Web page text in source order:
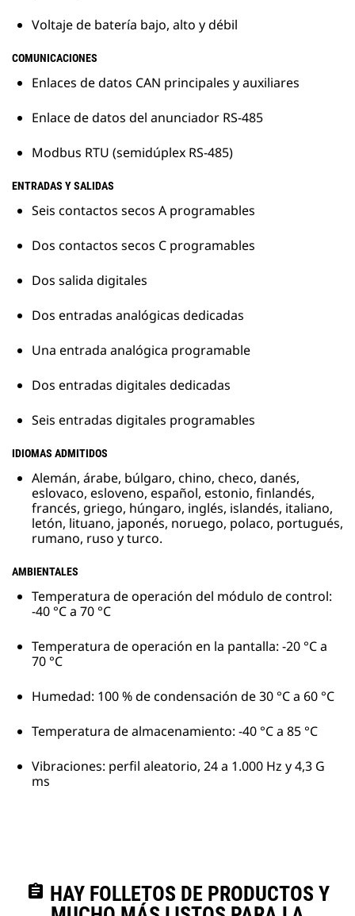
Voltaje de batería bajo, alto y débil
COMUNICACIONES
Enlaces de datos CAN principales y auxiliares
Enlace de datos del anunciador RS-485
Modbus RTU (semidúplex RS-485)
ENTRADAS Y SALIDAS
Seis contactos secos A programables
Dos contactos secos C programables
Dos salida digitales
Dos entradas analógicas dedicadas
Una entrada analógica programable
Dos entradas digitales dedicadas
Seis entradas digitales programables
IDIOMAS ADMITIDOS
Alemán, árabe, búlgaro, chino, checo, danés,
eslovaco, esloveno, español, estonio, finlandés,
francés, griego, húngaro, inglés, islandés, italiano,
letón, lituano, japonés, noruego, polaco, portugués,
rumano, ruso y turco.
AMBIENTALES
Temperatura de operación del módulo de control:
-40 °C a 70 °C
Temperatura de operación en la pantalla: -20 °C a
70 °C
Humedad: 100 % de condensación de 30 °C a 60 °C
Temperatura de almacenamiento: -40 °C a 85 °C
Vibraciones: perfil aleatorio, 24 a 1.000 Hz y 4,3 G
ms
assignment HAY FOLLETOS DE PRODUCTOS Y